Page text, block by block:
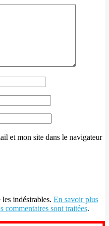
et mon site dans le navigateur
indésirables. En savoir plus
commentaires sont traitées.